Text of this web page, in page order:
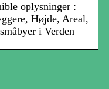
oplysninger :
Højde, Areal,
i Verden